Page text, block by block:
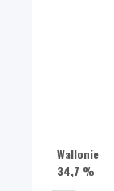
Wallonie
34,7 %